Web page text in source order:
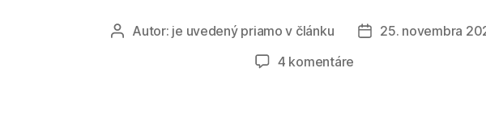
AutorAutor: je uvedený priamo v článku
Dátum
25. novembra
4 komentáre